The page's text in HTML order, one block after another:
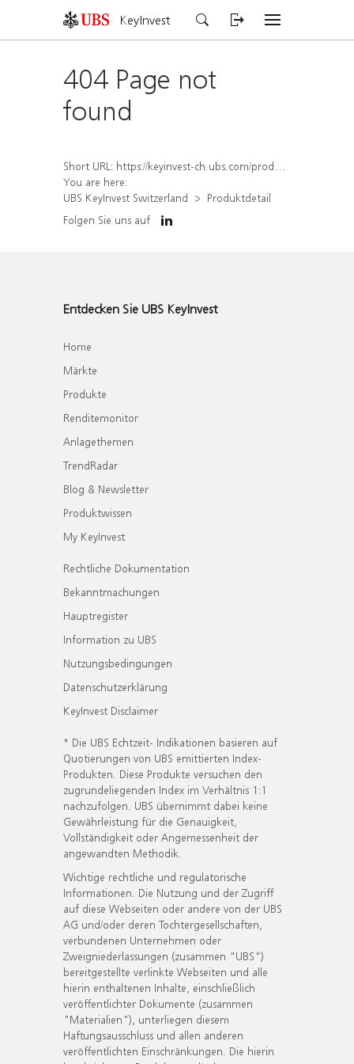
KeyInvest
404 Page not
found
Short URL: https://keyinvest-ch.ubs.com/produkt/detail/index/isin/CH1570366281
You are here:
UBS KeyInvest Switzerland
Produktdetail
Folgen Sie uns auf
Entdecken Sie UBS KeyInvest
Home
Märkte
Produkte
Renditemonitor
Anlagethemen
TrendRadar
Blog & Newsletter
Produktwissen
My KeyInvest
Rechtliche Dokumentation
Bekanntmachungen
Hauptregister
Information zu UBS
Nutzungsbedingungen
Datenschutzerklärung
KeyInvest Disclaimer
* Die UBS Echtzeit- Indikationen basieren auf
Quotierungen von UBS emittierten Index-
Produkten. Diese Produkte versuchen den
zugrundeliegenden Index im Verhältnis 1:1
nachzufolgen. UBS übernimmt dabei keine
Gewährleistung für die Genauigkeit,
Vollständigkeit oder Angemessenheit der
angewandten Methodik.
Wichtige rechtliche und regulatorische
Informationen. Die Nutzung und der Zugriff
auf diese Webseiten oder andere von der UBS
AG und/oder deren Tochtergesellschaften,
verbundenen Unternehmen oder
Zweigniederlassungen (zusammen "UBS")
bereitgestellte verlinkte Webseiten und alle
hierin enthaltenen Inhalte, einschließlich
veröffentlichter Dokumente (zusammen
"Materialien"), unterliegen diesem
Haftungsausschluss und allen anderen
veröffentlichten Einschränkungen. Die hierin